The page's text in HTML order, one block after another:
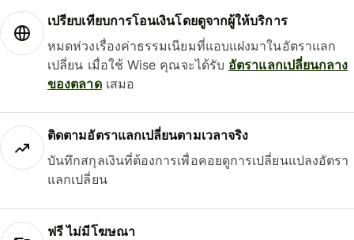
เปรียบเทียบการโอนเงินโดยดูจากผู้ให้บริการ
หมดห่วงเรื่องค่าธรรมเนียมที่แอบแฝงมาในอัตราแลก
เปลี่ยน เมื่อใช้ Wise คุณจะได้รับ อัตราแลกเปลี่ยนกลาง
ของตลาดเสมอ
ติดตามอัตราแลกเปลี่ยนตามเวลาจริง
บันทึกสกุลเงินที่ต้องการเพื่อคอยดูการเปลี่ยนแปลงอัตรา
แลกเปลี่ยน
ฟรี ไม่มีโฆษณา